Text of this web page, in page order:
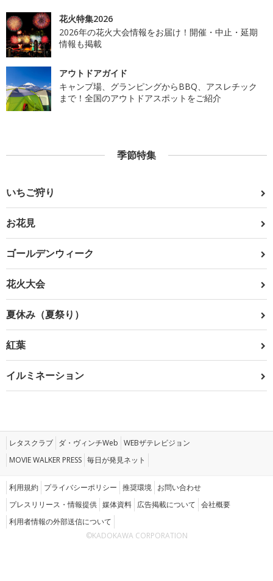
花火特集2026
2026年の花火大会情報をお届け！開催・中止・延期
情報も掲載
アウトドアガイド
キャンプ場、グランピングからBBQ、アスレチック
まで！全国のアウトドアスポットをご紹介
季節特集
いちご狩り
お花見
ゴールデンウィーク
花火大会
夏休み（夏祭り）
紅葉
イルミネーション
レタスクラブ ダ・ヴィンチWeb WEBザテレビジョン
MOVIE WALKER PRESS 毎日が発見ネット
利用規約 プライバシーポリシー 推奨環境 お問い合わせ
プレスリリース・情報提供 媒体資料 広告掲載について 会社概要
利用者情報の外部送信について
©KADOKAWA CORPORATION